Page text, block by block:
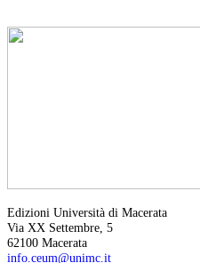
Edizioni Università di Macerata
Via XX Settembre, 5
62100 Macerata
info.ceum@unimc.it